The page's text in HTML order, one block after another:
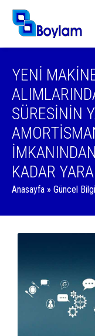
YENİ
SÜRESİNİN
KADAR
Anasayfa » Güncel